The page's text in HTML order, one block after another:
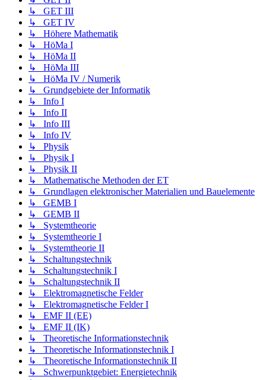
↳ GET III
↳ GET IV
↳ Höhere Mathematik
↳ HöMa I
↳ HöMa II
↳ HöMa III
↳ HöMa IV / Numerik
↳ Grundgebiete der Informatik
↳ Info I
↳ Info II
↳ Info III
↳ Info IV
↳ Physik
↳ Physik I
↳ Physik II
↳ Mathematische Methoden der ET
↳ Grundlagen elektronischer Materialien und Bauelemente
↳ GEMB I
↳ GEMB II
↳ Systemtheorie
↳ Systemtheorie I
↳ Systemtheorie II
↳ Schaltungstechnik
↳ Schaltungstechnik I
↳ Schaltungstechnik II
↳ Elektromagnetische Felder
↳ Elektromagnetische Felder I
↳ EMF II (EE)
↳ EMF II (IK)
↳ Theoretische Informationstechnik
↳ Theoretische Informationstechnik I
↳ Theoretische Informationstechnik II
↳ Schwerpunktgebiet: Energietechnik